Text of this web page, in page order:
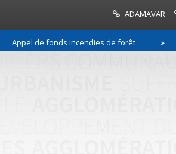
ADAMAVAR
Appel de fonds incendies de forêt